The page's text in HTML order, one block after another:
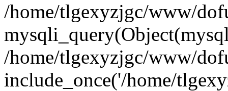
/home/tlgexyzjgc/www/
/home/tlgexyzjgc/www/
include_once('/home/